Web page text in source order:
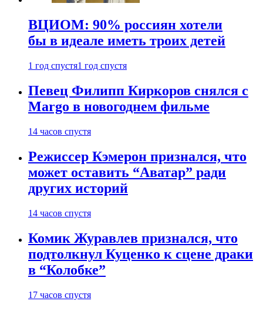
ВЦИОМ: 90% россиян хотели
бы в идеале иметь троих детей
1 год спустя1 год спустя
Певец Филипп Киркоров снялся с
Margo в новогоднем фильме
14 часов спустя
Режиссер Кэмерон признался, что
может оставить “Аватар” ради
других историй
14 часов спустя
Комик Журавлев признался, что
подтолкнул Куценко к сцене драки
в “Колобке”
17 часов спустя